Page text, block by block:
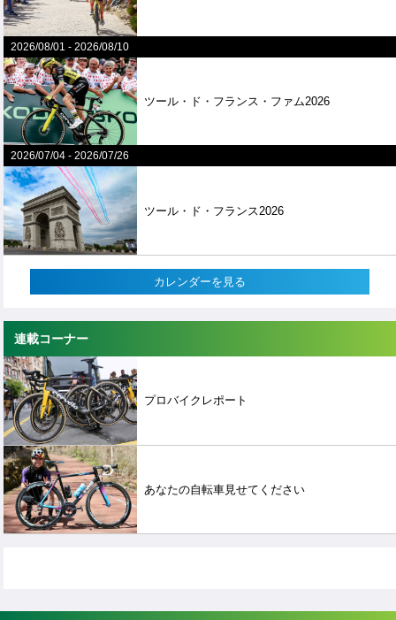
2026/08/01 -2026/08/10
ツール・ド・フランス・ファム2026
2026/07/04 -2026/07/26
ツール・ド・フランス2026
カレンダーを見る
連載コーナー
プロバイクレポート
あなたの自転車見せてください